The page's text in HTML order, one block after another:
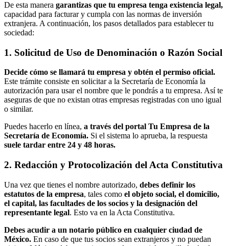
De esta manera garantizas que tu empresa tenga existencia legal,
capacidad para facturar y cumpla con las normas de inversión
extranjera. A continuación, los pasos detallados para establecer tu
sociedad:
1. Solicitud de Uso de Denominación o Razón Social
Decide cómo se llamará tu empresa y obtén el permiso oficial.
Este trámite consiste en solicitar a la Secretaría de Economía la
autorización para usar el nombre que le pondrás a tu empresa. Así te
aseguras de que no existan otras empresas registradas con uno igual
o similar.
Puedes hacerlo en línea, a través del portal Tu Empresa de la
Secretaría de Economía. Si el sistema lo aprueba, la respuesta
suele tardar entre 24 y 48 horas.
2. Redacción y Protocolización del Acta Constitutiva
Una vez que tienes el nombre autorizado, debes definir los
estatutos de la empresa, tales como el objeto social, el domicilio,
el capital, las facultades de los socios y la designación del
representante legal. Esto va en la Acta Constitutiva.
Debes acudir a un notario público en cualquier ciudad de
México. En caso de que tus socios sean extranjeros y no puedan